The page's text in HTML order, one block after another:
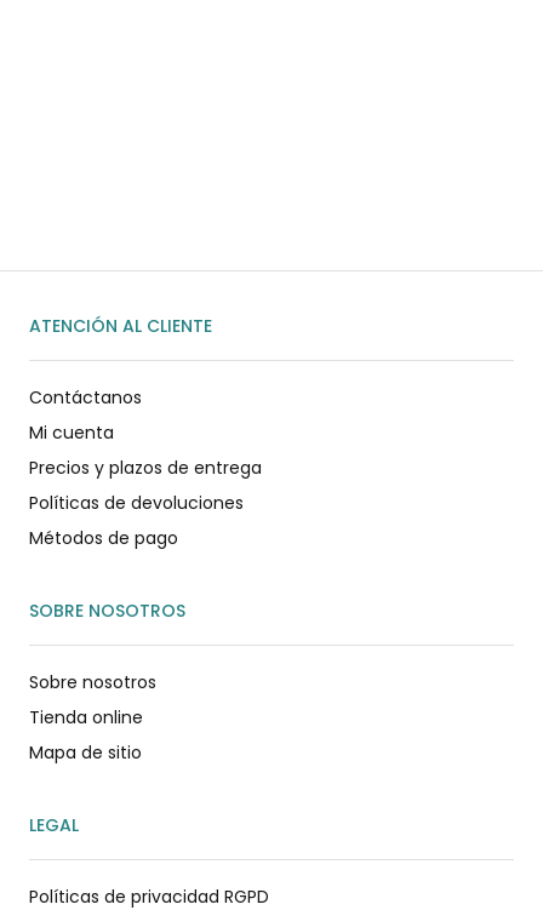
ATENCIÓN AL CLIENTE
Contáctanos
Mi cuenta
Precios y plazos de entrega
Políticas de devoluciones
Métodos de pago
SOBRE NOSOTROS
Sobre nosotros
Tienda online
Mapa de sitio
LEGAL
Políticas de privacidad RGPD